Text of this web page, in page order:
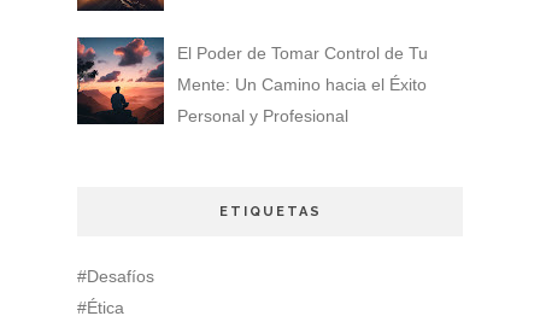
El Poder de Tomar Control de Tu
Mente: Un Camino hacia el Éxito
Personal y Profesional
ETIQUETAS
#Desafíos
#Ética